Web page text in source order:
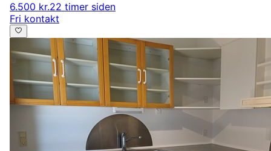
6.500 kr.22 timer siden
Fri kontakt